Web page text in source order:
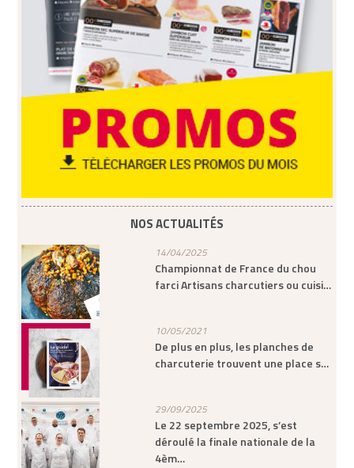
NOS ACTUALITÉS
14/04/2025
Championnat de France du chou
farci Artisans charcutiers ou cuisi…
10/05/2021
De plus en plus, les planches de
charcuterie trouvent une place s…
29/09/2025
Le 22 septembre 2025, s’est
déroulé la finale nationale de la
4èm…